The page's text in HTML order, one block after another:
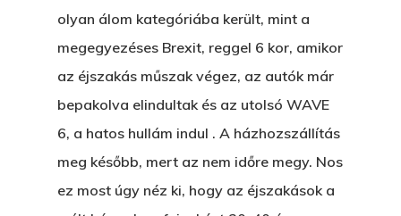
olyan álom kategóriába került, mint a
megegyezéses Brexit, reggel 6 kor, amikor
az éjszakás műszak végez, az autók már
bepakolva elindultak és az utolsó WAVE
6, a hatos hullám indul . A házhozszállítás
meg később, mert az nem időre megy. Nos
ez most úgy néz ki, hogy az éjszakások a